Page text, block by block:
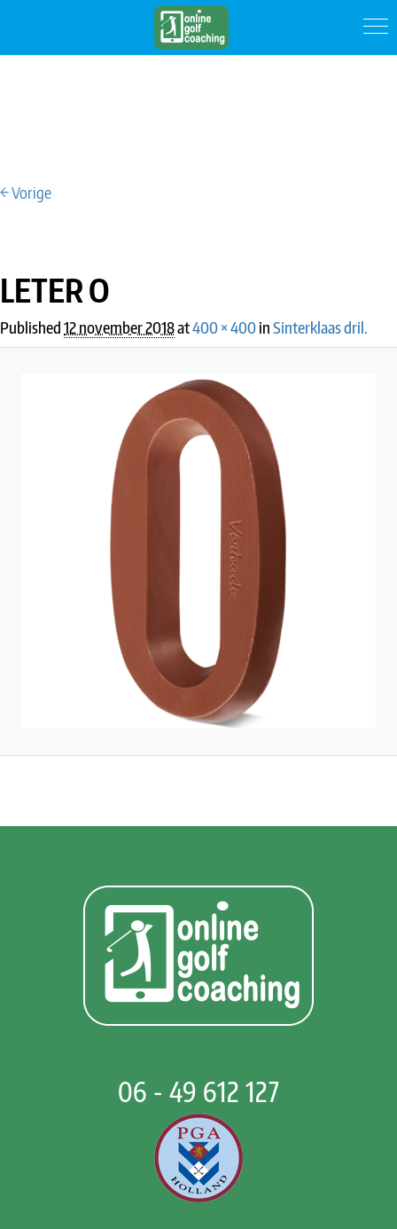
IMAGE NAVIGATION
← Vorige
LETER O
Published12 november 2018at400 × 400inSinterklaas dril.
06 - 49 612 127